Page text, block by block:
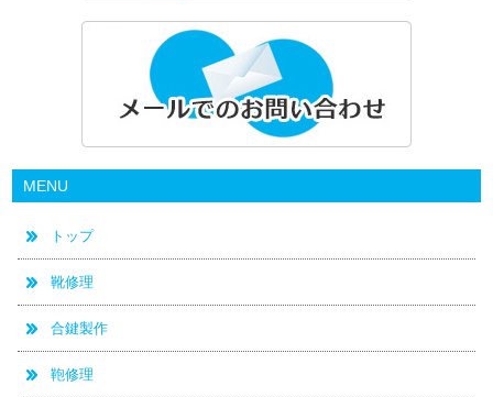
MENU
トップ
靴修理
合鍵製作
鞄修理